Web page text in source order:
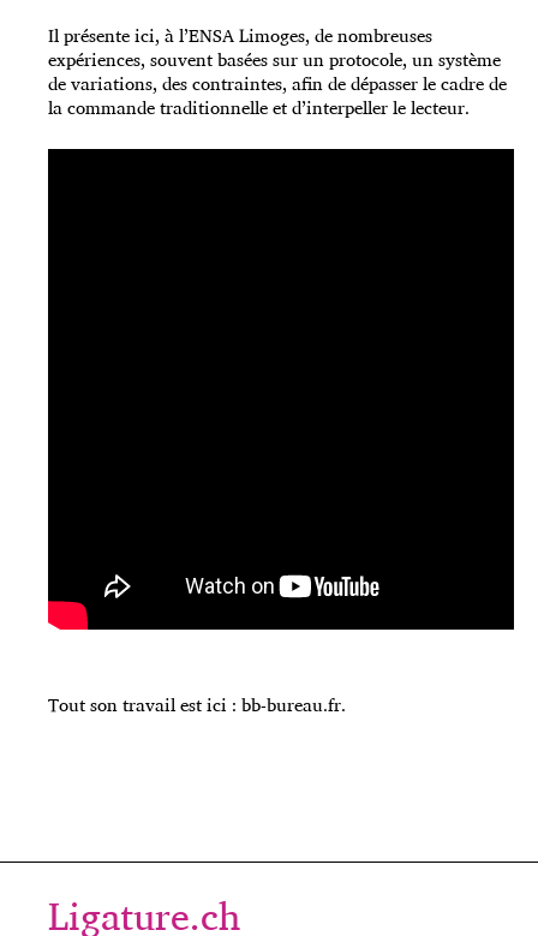
Il présente ici, à l’ENSA Limoges, de nombreuses
expériences, souvent basées sur un protocole, un système
de variations, des contraintes, afin de dépasser le cadre de
la commande traditionnelle et d’interpeller le lecteur.
Tout son travail est ici : bb-bureau.fr.
Ligature.ch